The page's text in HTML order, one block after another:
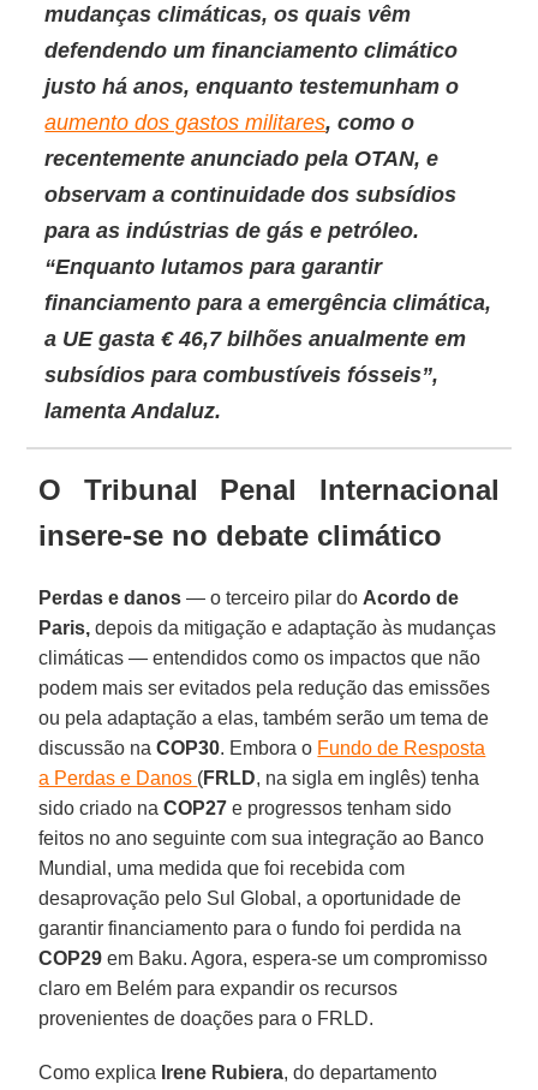
mudanças climáticas, os quais vêm
defendendo um financiamento climático
justo há anos, enquanto testemunham o
aumento dos gastos militares, como o
recentemente anunciado pela OTAN, e
observam a continuidade dos subsídios
para as indústrias de gás e petróleo.
“Enquanto lutamos para garantir
financiamento para a emergência climática,
a UE gasta € 46,7 bilhões anualmente em
subsídios para combustíveis fósseis”,
lamenta Andaluz.
O Tribunal Penal Internacional
insere-se no debate climático
Perdas e danos — o terceiro pilar do Acordo de
Paris, depois da mitigação e adaptação às mudanças
climáticas — entendidos como os impactos que não
podem mais ser evitados pela redução das emissões
ou pela adaptação a elas, também serão um tema de
discussão naCOP30. Embora o Fundo de Resposta
a Perdas e Danos (FRLD, na sigla em inglês) tenha
sido criado naCOP27 e progressos tenham sido
feitos no ano seguinte com sua integração ao Banco
Mundial, uma medida que foi recebida com
desaprovação pelo Sul Global, a oportunidade de
garantir financiamento para o fundo foi perdida na
COP29 em Baku. Agora, espera-se um compromisso
claro em Belém para expandir os recursos
provenientes de doações para o FRLD.
Como explica Irene Rubiera, do departamento